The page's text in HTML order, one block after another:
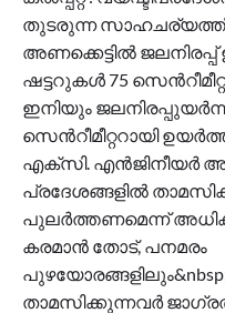
തുടരുന്ന
അണക്കെട്ടിൽ
ഷട്ടറുകൾ 75
ഇനിയും
സെൻറീമീറ്ററായി
എക്സി. എൻജിനീയർ
പ്രദേശങ്ങളിൽ
പുലർത്തണമെന്ന്
കരമാൻ തോട്, പനമരം
താമസിക്കുന്നവര്‍